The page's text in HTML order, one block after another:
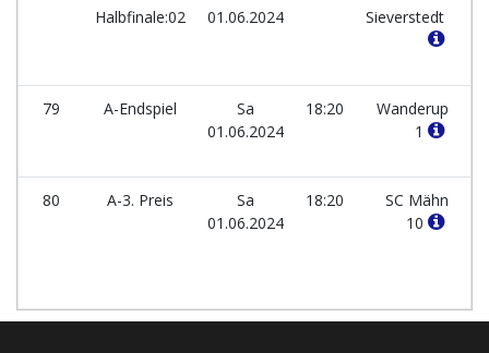
Halbfinale:02
01.06.2024
Sieverstedt
79 A-Endspiel
Sa
01.06.2024
18:20
Wanderup
1
80 A-3. Preis
Sa
01.06.2024
18:20
SC Mähn
10